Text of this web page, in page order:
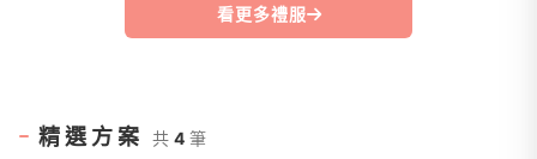
看更多禮服
精選方案 共 4 筆